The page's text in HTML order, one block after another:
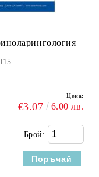
Цена:
€3.07 6.00 лв.
Брой: